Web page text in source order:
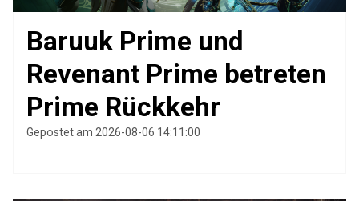
Baruuk Prime und
Revenant Prime betreten
Prime Rückkehr
Gepostet am 2026-08-06 14:11:00